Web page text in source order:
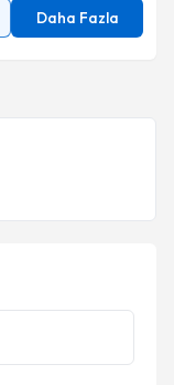
Daha Fazla